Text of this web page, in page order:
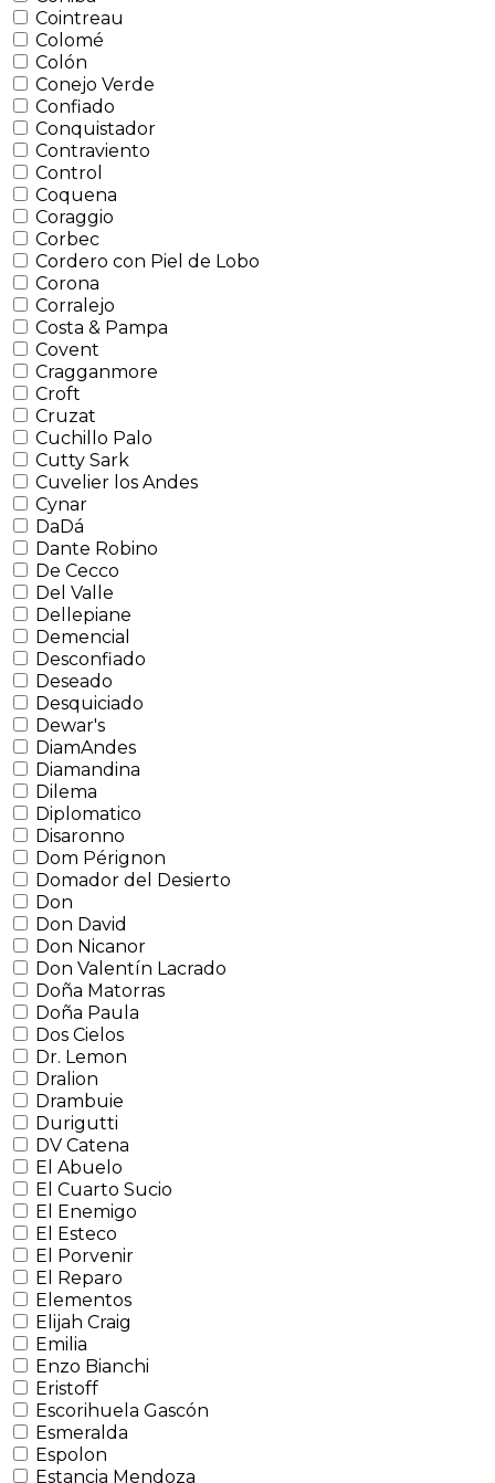
Cointreau
Colomé
Colón
Conejo Verde
Confiado
Conquistador
Contraviento
Control
Coquena
Coraggio
Corbec
Cordero con Piel de Lobo
Corona
Corralejo
Costa & Pampa
Covent
Cragganmore
Croft
Cruzat
Cuchillo Palo
Cutty Sark
Cuvelier los Andes
Cynar
DaDá
Dante Robino
De Cecco
Del Valle
Dellepiane
Demencial
Desconfiado
Deseado
Desquiciado
Dewar's
DiamAndes
Diamandina
Dilema
Diplomatico
Disaronno
Dom Pérignon
Domador del Desierto
Don
Don David
Don Nicanor
Don Valentín Lacrado
Doña Matorras
Doña Paula
Dos Cielos
Dr. Lemon
Dralion
Drambuie
Durigutti
DV Catena
El Abuelo
El Cuarto Sucio
El Enemigo
El Esteco
El Porvenir
El Reparo
Elementos
Elijah Craig
Emilia
Enzo Bianchi
Eristoff
Escorihuela Gascón
Esmeralda
Espolon
Estancia Mendoza